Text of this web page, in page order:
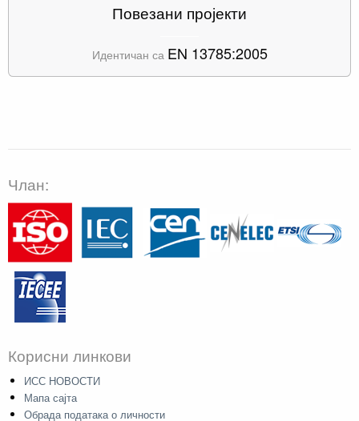
Повезани пројекти
Идентичан са EN 13785:2005
Члан:
Корисни линкови
ИСС НОВОСТИ
Мапа сајта
Обрада података о личности